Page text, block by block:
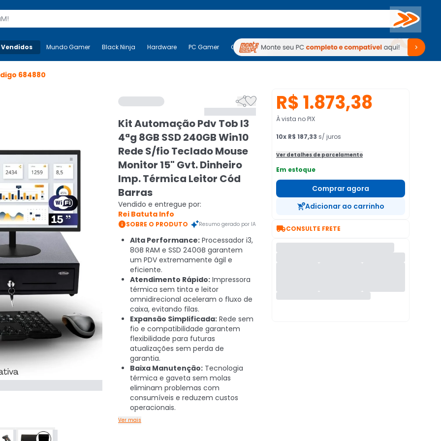
Buscar
Mais-v- Mundo Gamer Black Ninja Hardware PC Gamer Computadores Periféricos TV Venda no KaBuM!
Mundo Gamer Black Ninja Hardware PC Gamer Computadores Periféricos TV Venda no KaBuM!
684880

Kit Automação Pdv Tob I3
4ªg 8GB SSD 240GB Win10
Rede S/fio Teclado Mouse
Monitor 15" Gvt. Dinheiro
Imp. Térmica Leitor Cód
Barras
Vendido e entregue por:
Rei Batuta Info
SOBRE O PRODUTO Resumo gerado por IA
Alta Performance: Processador i3,
8GB RAM e SSD 240GB garantem
um PDV extremamente ágil e
eficiente.
Atendimento Rápido: Impressora
térmica sem tinta e leitor
omnidirecional aceleram o fluxo de
caixa, evitando filas.
Expansão Simplificada: Rede sem
fio e compatibilidade garantem
flexibilidade para futuras
atualizações sem perda de
garantia.
Baixa Manutenção: Tecnologia
térmica e gaveta sem molas
eliminam problemas com
consumíveis e reduzem custos
operacionais.
Ver mais
R$ 1.873,38
À vista no PIX
10x R$ 187,33 s/ juros
Ver detalhes de parcelamento
Em estoque
Comprar agora
Adicionar ao carrinho
CONSULTE FRETE